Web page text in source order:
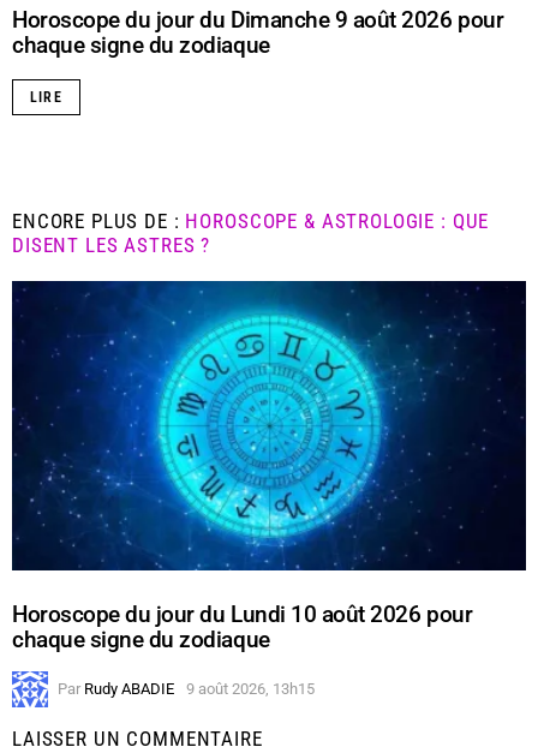
Horoscope du jour du Dimanche 9 août 2026 pour
chaque signe du zodiaque
LIRE
ENCORE PLUS DE : HOROSCOPE & ASTROLOGIE : QUE
DISENT LES ASTRES ?
Horoscope du jour du Lundi 10 août 2026 pour
chaque signe du zodiaque
Par Rudy ABADIE 9 août 2026, 13h15
LAISSER UN COMMENTAIRE